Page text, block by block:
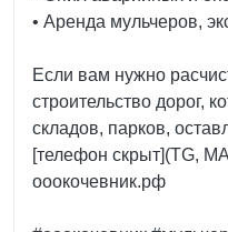
• Аренда мульчеров,
Если вам нужно
строительство дорог,
складов, парков,
[телефон скрыт](TG,
ооокочевник.рф